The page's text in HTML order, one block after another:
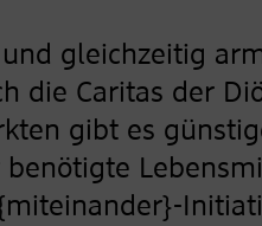
gleichzeitig
Caritas der
gibt es